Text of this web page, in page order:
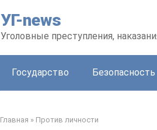
УГ-news
Уголовные преступления,
Государство Безопасность
Главная » Против личности